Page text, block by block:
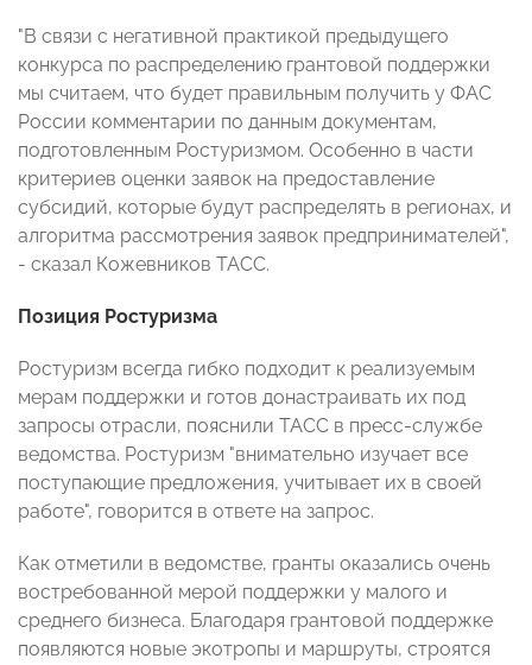
"В связи с негативной практикой предыдущего
конкурса по распределению грантовой поддержки
мы считаем, что будет правильным получить у ФАС
России комментарии по данным документам,
подготовленным Ростуризмом. Особенно в части
критериев оценки заявок на предоставление
субсидий, которые будут распределять в регионах, и
алгоритма рассмотрения заявок предпринимателей",
- сказал Кожевников ТАСС.
Позиция Ростуризма
Ростуризм всегда гибко подходит к реализуемым
мерам поддержки и готов донастраивать их под
запросы отрасли, пояснили ТАСС в пресс-службе
ведомства. Ростуризм "внимательно изучает все
поступающие предложения, учитывает их в своей
работе", говорится в ответе на запрос.
Как отметили в ведомстве, гранты оказались очень
востребованной мерой поддержки у малого и
среднего бизнеса. Благодаря грантовой поддержке
появляются новые экотропы и маршруты, строятся